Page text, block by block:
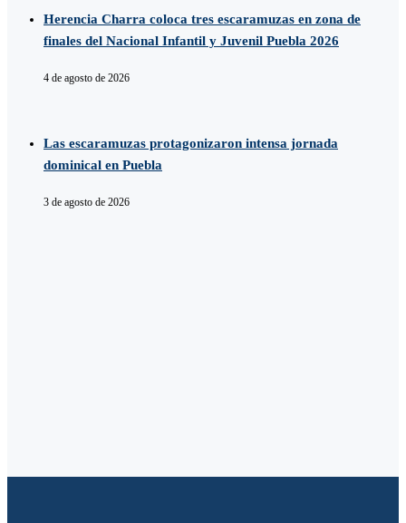
Herencia Charra coloca tres escaramuzas en zona de
finales del Nacional Infantil y Juvenil Puebla 2026
4 de agosto de 2026
Las escaramuzas protagonizaron intensa jornada
dominical en Puebla
3 de agosto de 2026